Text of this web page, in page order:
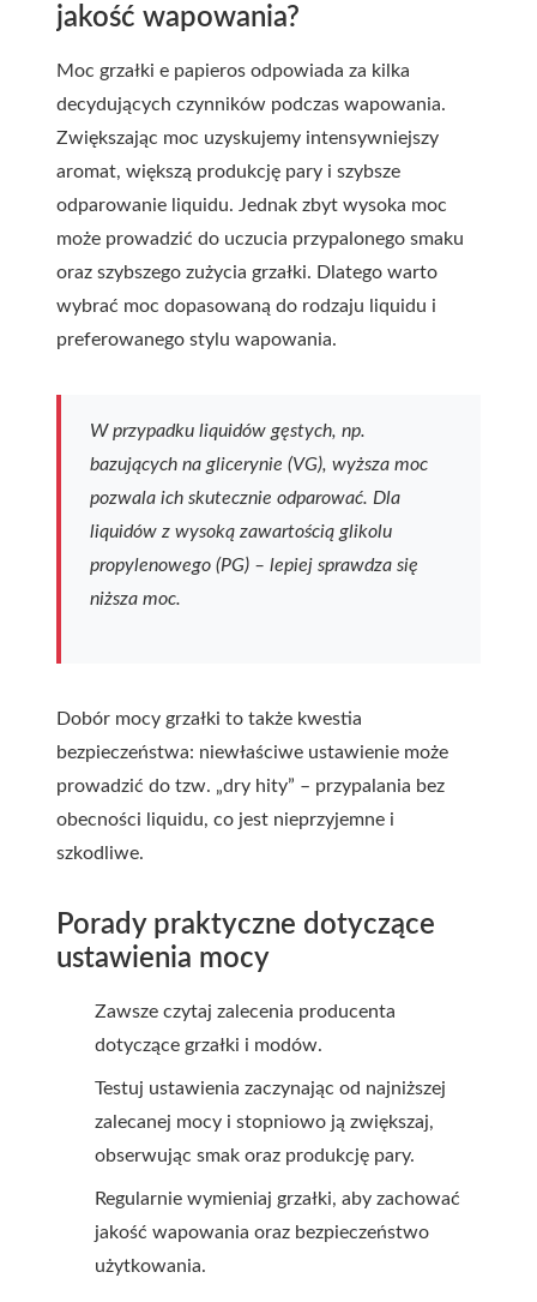
jakość wapowania?
Moc grzałki e papieros odpowiada za kilka
decydujących czynników podczas wapowania.
Zwiększając moc uzyskujemy intensywniejszy
aromat, większą produkcję pary i szybsze
odparowanie liquidu. Jednak zbyt wysoka moc
może prowadzić do uczucia przypalonego smaku
oraz szybszego zużycia grzałki. Dlatego warto
wybrać moc dopasowaną do rodzaju liquidu i
preferowanego stylu wapowania.
W przypadku liquidów gęstych, np.
bazujących na glicerynie (VG), wyższa moc
pozwala ich skutecznie odparować. Dla
liquidów z wysoką zawartością glikolu
propylenowego (PG) – lepiej sprawdza się
niższa moc.
Dobór mocy grzałki to także kwestia
bezpieczeństwa: niewłaściwe ustawienie może
prowadzić do tzw. „dry hity” – przypalania bez
obecności liquidu, co jest nieprzyjemne i
szkodliwe.
Porady praktyczne dotyczące
ustawienia mocy
Zawsze czytaj zalecenia producenta
dotyczące grzałki i modów.
Testuj ustawienia zaczynając od najniższej
zalecanej mocy i stopniowo ją zwiększaj,
obserwując smak oraz produkcję pary.
Regularnie wymieniaj grzałki, aby zachować
jakość wapowania oraz bezpieczeństwo
użytkowania.